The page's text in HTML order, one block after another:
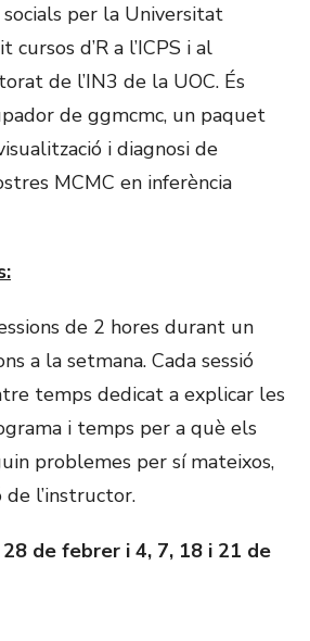
socials per la Universitat
cursos d’R a l’ICPS i al
de l’IN3 de la UOC. És
de ggmcmc, un paquet
i diagnosi de
MCMC en inferència
de 2 hores durant un
a la setmana. Cada sessió
temps dedicat a explicar les
i temps per a què els
problemes per sí mateixos,
l’instructor.
28 de febrer i 4, 7, 18 i 21 de